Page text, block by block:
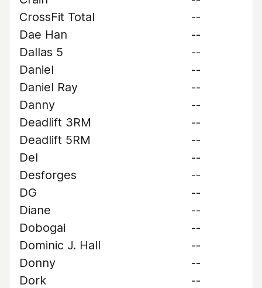
CrossFit Total
--
Dae Han
--
Dallas 5
--
Daniel
--
Daniel Ray
--
Danny
--
Deadlift 3RM
--
Deadlift 5RM
--
Del
--
Desforges
--
DG
--
Diane
--
Dobogai
--
Dominic J. Hall
--
Donny
--
Dork
--